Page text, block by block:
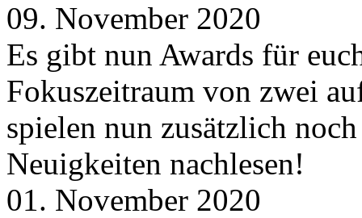
09. November 2020
Es gibt nun Awards für
Fokuszeitraum von zwei
spielen nun zusätzlich
Neuigkeiten nachlesen!
01. November 2020